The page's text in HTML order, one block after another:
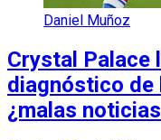
Daniel Muñoz
Crystal Palace
diagnóstico de
¿malas